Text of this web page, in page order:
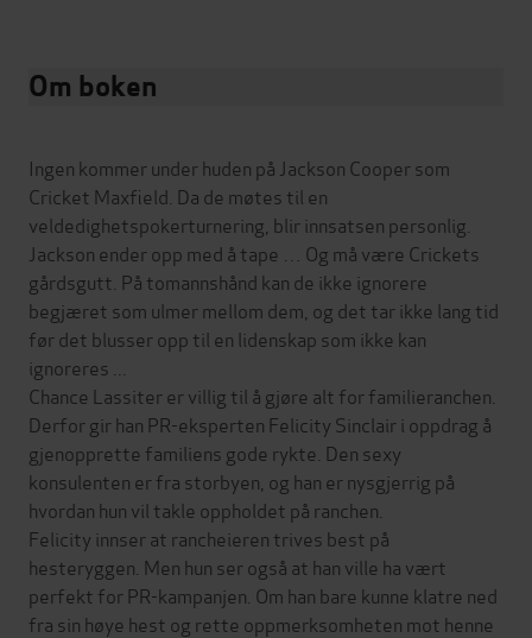
Om boken
Ingen kommer under huden på Jackson Cooper som
Cricket Maxfield. Da de møtes til en
veldedighetspokerturnering, blir innsatsen personlig.
Jackson ender opp med å tape … Og må være Crickets
gårdsgutt. På tomannshånd kan de ikke ignorere
begjæret som ulmer mellom dem, og det tar ikke lang tid
før det blusser opp til en lidenskap som ikke kan
ignoreres ...
Chance Lassiter er villig til å gjøre alt for familieranchen.
Derfor gir han PR-eksperten Felicity Sinclair i oppdrag å
gjenopprette familiens gode rykte. Den sexy
konsulenten er fra storbyen, og han er nysgjerrig på
hvordan hun vil takle oppholdet på ranchen.
Felicity innser at rancheieren trives best på
hesteryggen. Men hun ser også at han ville ha vært
perfekt for PR-kampanjen. Om han bare kunne klatre ned
fra sin høye hest og rette oppmerksomheten mot henne